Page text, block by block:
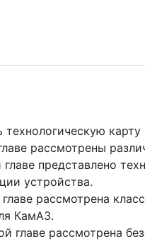
технологическую
рассмотрены
представлено
устройства.
рассмотрена
КамАЗ.
главе рассмотрена